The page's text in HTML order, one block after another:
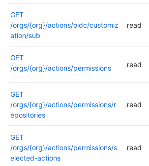
GET
/orgs/{org}/actions/oidc/customiz
ation/sub
read
GET
/orgs/{org}/actions/permissions
read
GET
/orgs/{org}/actions/permissions/r
epositories
read
GET
/orgs/{org}/actions/permissions/s
elected-actions
read